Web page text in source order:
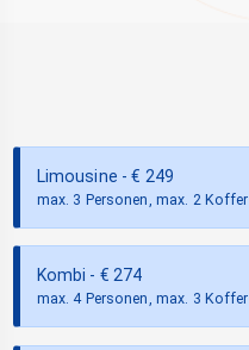
Limousine - € 249
max. 3 Personen, max. 2 Koffer
Kombi - € 274
max. 4 Personen, max. 3 Koffer